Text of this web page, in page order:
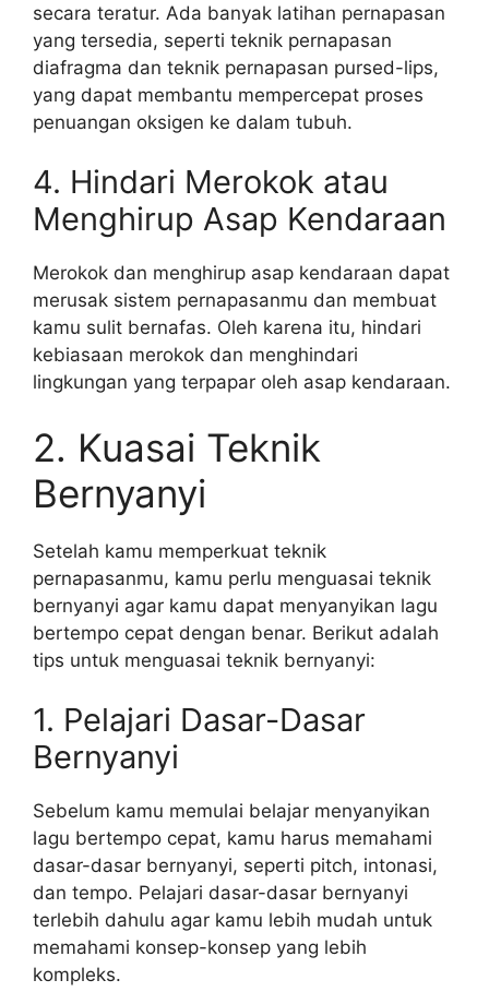
secara teratur. Ada banyak latihan pernapasan
yang tersedia, seperti teknik pernapasan
diafragma dan teknik pernapasan pursed-lips,
yang dapat membantu mempercepat proses
penuangan oksigen ke dalam tubuh.
4. Hindari Merokok atau
Menghirup Asap Kendaraan
Merokok dan menghirup asap kendaraan dapat
merusak sistem pernapasanmu dan membuat
kamu sulit bernafas. Oleh karena itu, hindari
kebiasaan merokok dan menghindari
lingkungan yang terpapar oleh asap kendaraan.
2. Kuasai Teknik
Bernyanyi
Setelah kamu memperkuat teknik
pernapasanmu, kamu perlu menguasai teknik
bernyanyi agar kamu dapat menyanyikan lagu
bertempo cepat dengan benar. Berikut adalah
tips untuk menguasai teknik bernyanyi:
1. Pelajari Dasar-Dasar
Bernyanyi
Sebelum kamu memulai belajar menyanyikan
lagu bertempo cepat, kamu harus memahami
dasar-dasar bernyanyi, seperti pitch, intonasi,
dan tempo. Pelajari dasar-dasar bernyanyi
terlebih dahulu agar kamu lebih mudah untuk
memahami konsep-konsep yang lebih
kompleks.